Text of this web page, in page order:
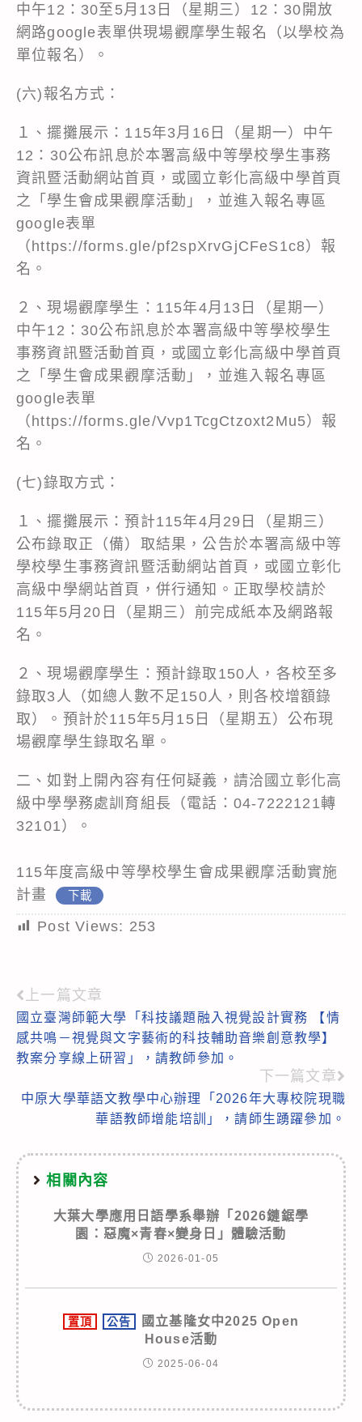
中午12：30至5月13日（星期三）12：30開放
網路google表單供現場觀摩學生報名（以學校為
單位報名）。
(六)報名方式：
１、擺攤展示：115年3月16日（星期一）中午
12：30公布訊息於本署高級中等學校學生事務
資訊暨活動網站首頁，或國立彰化高級中學首頁
之「學生會成果觀摩活動」，並進入報名專區
google表單
（https://forms.gle/pf2spXrvGjCFeS1c8）報
名。
２、現場觀摩學生：115年4月13日（星期一）
中午12：30公布訊息於本署高級中等學校學生
事務資訊暨活動首頁，或國立彰化高級中學首頁
之「學生會成果觀摩活動」，並進入報名專區
google表單
（https://forms.gle/Vvp1TcgCtzoxt2Mu5）報
名。
(七)錄取方式：
１、擺攤展示：預計115年4月29日（星期三）
公布錄取正（備）取結果，公告於本署高級中等
學校學生事務資訊暨活動網站首頁，或國立彰化
高級中學網站首頁，併行通知。正取學校請於
115年5月20日（星期三）前完成紙本及網路報
名。
２、現場觀摩學生：預計錄取150人，各校至多
錄取3人（如總人數不足150人，則各校增額錄
取）。預計於115年5月15日（星期五）公布現
場觀摩學生錄取名單。
二、如對上開內容有任何疑義，請洽國立彰化高
級中學學務處訓育組長（電話：04-7222121轉
32101）。
115年度高級中等學校學生會成果觀摩活動實施
計畫
下載
Post Views: 253
Read
more
articles
上一篇文章
國立臺灣師範大學「科技議題融入視覺設計實務 【情
感共鳴－視覺與文字藝術的科技輔助音樂創意教學】
教案分享線上研習」，請教師參加。
下一篇文章
中原大學華語文教學中心辦理「2026年大專校院現職
華語教師增能培訓」，請師生踴躍參加。
相關內容
大葉大學應用日語學系舉辦「2026鏈鋸學
園：惡魔×青春×變身日」體驗活動
2026-01-05
置頂 公告
國立基隆女中2025 Open
House活動
2025-06-04